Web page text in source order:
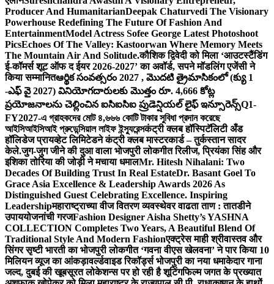
Producer And HumanitarianDeepak Chaturvedi The Visionary
Powerhouse Redefining The Future Of Fashion And
EntertainmentModel Actress Sofee George Latest Photoshoot
PicsEchoes Of The Valley: Kastoorwan Where Memory Meets
The Mountain Air And Solitude.कौशिक द्विवेदी को मिला ‘आउटस्टैंडिंग
ई-कॉमर्स शूट ऑफ द ईयर 2026-2027’ का अवॉर्ड, सपने मॉडलिंग एजेंसी ने
किया सम्मानितఆర్థిక సంవత్సరం 2027 , మొదటి త్రైమాసికంలో (క్యు 1
-ఎఫ్ వై 2027) వినియోగదారులకు మొత్తం రూ. 4,666 కోట్ల
ప్రయోజనాలను చెల్లించిన ఐసిఐసిఐ ప్రుడెన్షియల్ లైఫ్ ఇన్సూరెన్స్Q1-
FY2027-এ গ্রাহকদের মোট ৪,৬৬৬ কোটি টাকার সুবিধা প্রদান করেছে
আইসিআইসিআই প্রুডেন্সিয়াল লাইফ ইন্স্যুরেন্সकंट्री क्लब हॉस्पिटॅलिटी अँड
हॉलिडेज प्रायव्हेट लिमिटेडने कंट्री क्लब मास्टरकार्ड – तुर्कस्तान सादर
केले.जुग-जुग जीने की दुआ वाला भोजपुरी लोकगीत रिलीज, प्रियंका सिंह और
इशिका तोरिया की जोड़ी ने मचाया धमालMr. Hitesh Nihalani: Two
Decades Of Building Trust In Real EstateDr. Basant Goel To
Grace Asia Excellence & Leadership Awards 2026 As
Distinguished Guest Celebrating Excellence. Inspiring
Leadershipमहाराष्ट्राच्या वीज वितरण व्यवस्थेवर वाढता ताण : तातडीने
उपाययोजनांची गरजFashion Designer Aisha Shetty’s YASHNA
COLLECTION Completes Two Years, A Beautiful Blend Of
Traditional Style And Modern Fashionएक्ट्रेस माही श्रीवास्तव और
सिंगर सृष्टी भारती का भोजपुरी लोकगीत ‘गवना वीएस खेलवना’ ने पार किया 10
मिलियन व्यूज का आंकड़ावर्ल्डवाइड रिकॉर्ड्स भोजपुरी का नया धमाकेदार गाना
जल्द, दुबई की खूबसूरत लोकेशन्स पर हो रही है शूटिंगफिल्म जगत के प्रख्यात